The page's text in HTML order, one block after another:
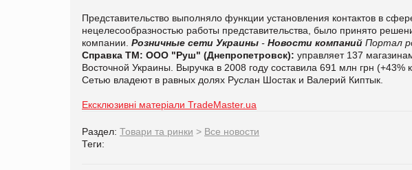
Представительство выполняло функции установления контактов в
нецелесообразностью работы представительства, было принято
компании. Розничные сети Украины - Новости компаний Портал
Справка ТМ: ООО "Руш" (Днепропетровск): управляет 137
Восточной Украины. Выручка в 2008 году составила 691 млн грн (+43%
Сетью владеют в равных долях Руслан Шостак и Валерий Киптык.
Ексклюзивні матеріали TradeMaster.ua
Раздел: Товари та ринки > Все новости
Теги: